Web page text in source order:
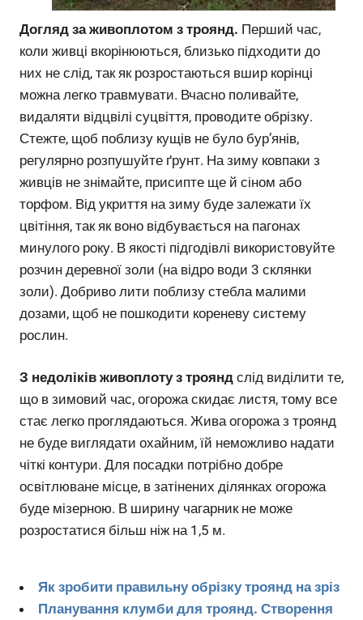
Догляд за живоплотом з троянд. Перший час,
коли живці вкорінюються, близько підходити до
них не слід, так як розростаються вшир корінці
можна легко травмувати. Вчасно поливайте,
видаляти відцвілі суцвіття, проводите обрізку.
Стежте, щоб поблизу кущів не було бур’янів,
регулярно розпушуйте ґрунт. На зиму ковпаки з
живців не знімайте, присипте ще й сіном або
торфом. Від укриття на зиму буде залежати їх
цвітіння, так як воно відбувається на пагонах
минулого року. В якості підгодівлі використовуйте
розчин деревної золи (на відро води 3 склянки
золи). Добриво лити поблизу стебла малими
дозами, щоб не пошкодити кореневу систему
рослин.
З недоліків живоплоту з троянд слід виділити те,
що в зимовий час, огорожа скидає листя, тому все
стає легко проглядаються. Жива огорожа з троянд
не буде виглядати охайним, їй неможливо надати
чіткі контури. Для посадки потрібно добре
освітлюване місце, в затінених ділянках огорожа
буде мізерною. В ширину чагарник не може
розростатися більш ніж на 1,5 м.
Як зробити правильну обрізку троянд на зріз
Планування клумби для троянд. Створення